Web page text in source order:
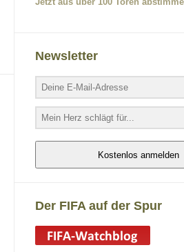
Newsletter
Kostenlos anmelden
Der FIFA auf der Spur